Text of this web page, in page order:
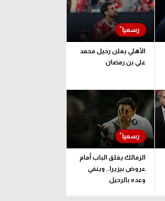
الأهلي يعلن رحيل محمد
علي بن رمضان
الزمالك يغلق الباب أمام
عروض بيزيرا.. وينفي
وعده بالرحيل